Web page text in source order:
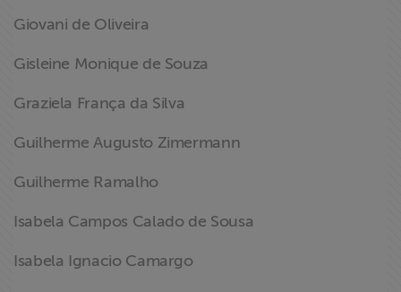
Giovani de Oliveira
Gisleine Monique de Souza
Graziela França da Silva
Guilherme Augusto Zimermann
Guilherme Ramalho
Isabela Campos Calado de Sousa
Isabela Ignacio Camargo